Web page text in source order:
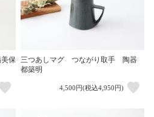
保 三つあしマグ つながり取手 陶器
都築明
4,500円(税込4,950円)